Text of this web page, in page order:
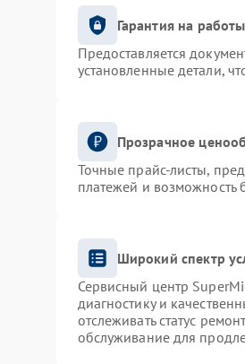
Гарантия на
Предоставляется
установленные детали,
Прозрачное
Точные прайс-листы,
платежей и возможность
Широкий спектр
Сервисный центр
диагностику и
отслеживать статус
обслуживание для